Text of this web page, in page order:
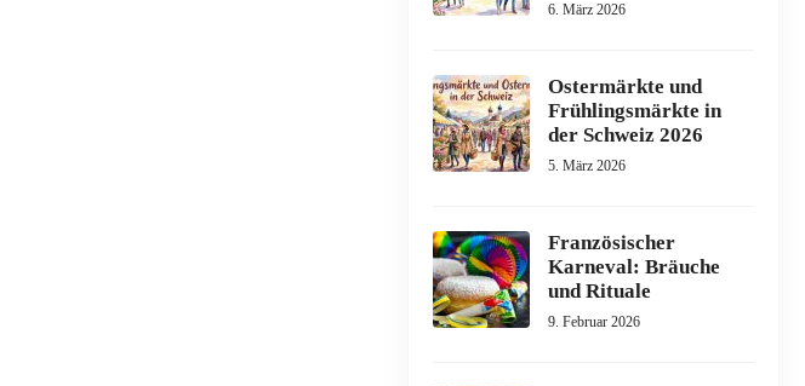
6. März 2026
Ostermärkte und
Frühlingsmärkte in
der Schweiz 2026
5. März 2026
Französischer
Karneval: Bräuche
und Rituale
9. Februar 2026